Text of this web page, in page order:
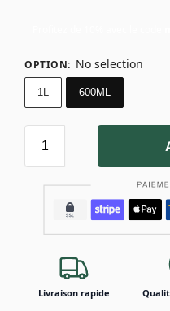
OPTION: No selection
1L 600ML
Livraison rapide